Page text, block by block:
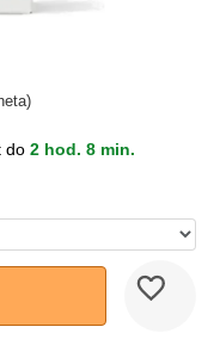
do 2 hod. 8 min.